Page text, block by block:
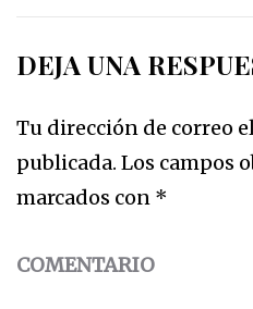
DEJA UNA
Tu dirección de correo
publicada. Los campos
marcados con *
COMENTARIO